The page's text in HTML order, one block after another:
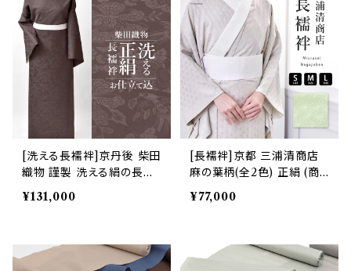
[洗える長襦袢]京丹後 柴田
織物 謹製 洗える絹の長襦
袢『SHIDORI』花喰い鳥 正
絹 日本製(商品番号:2135
¥131,000
[長襦袢]京都 三浦清商店
麻の葉柄(全2色) 正絹 (商
品番号:15295)
¥77,000